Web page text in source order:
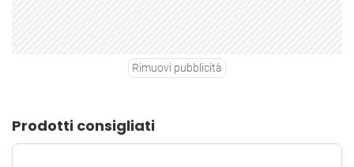
Rimuovi pubblicità
Prodotti consigliati